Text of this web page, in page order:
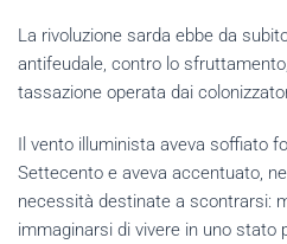
La rivoluzione sarda ebbe da
antifeudale, contro lo
tassazione operata dai
Il vento illuminista aveva soffiato
Settecento e aveva accentuato,
necessità destinate a scontrarsi:
immaginarsi di vivere in uno stato